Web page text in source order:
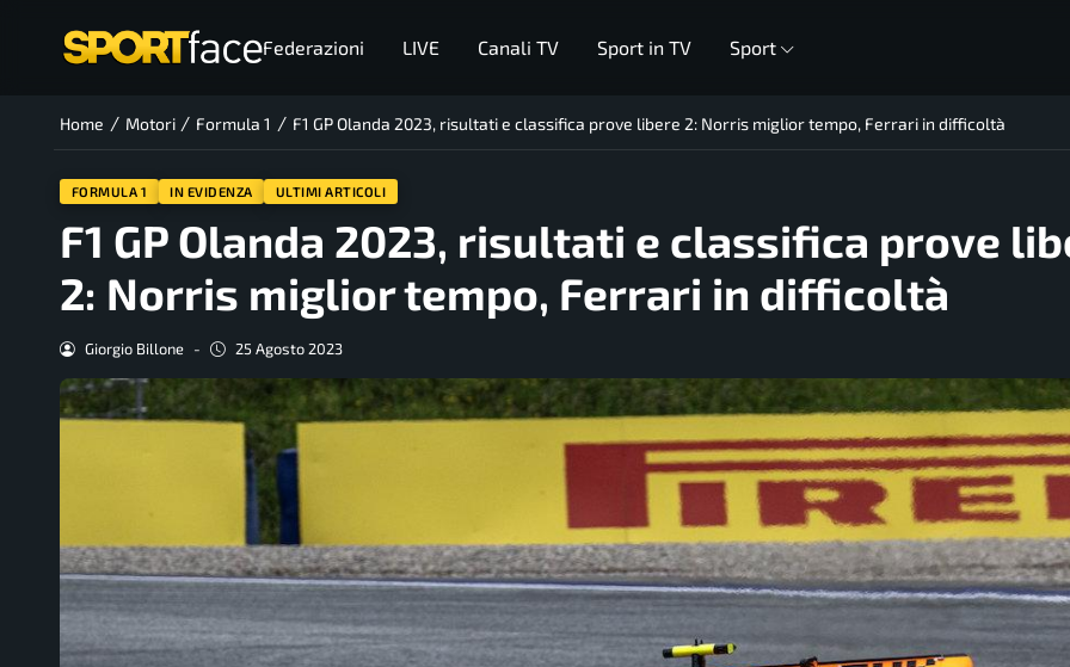
Federazioni LIVE Canali TV Sport in TV Sport
Home / Motori / Formula 1 / F1 GP Olanda 2023, risultati e classifica prove libere 2: Norris miglior tempo, Ferrari in difficoltà
FORMULA 1 IN EVIDENZA ULTIMI ARTICOLI
F1 GP Olanda 2023, risultati e classifica prove
2: Norris miglior tempo, Ferrari in difficoltà
Giorgio Billone - 25 Agosto 2023